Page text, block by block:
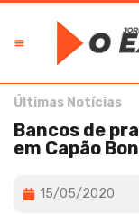
Últimas Notícias
Bancos de
em Capão
15/05/2020